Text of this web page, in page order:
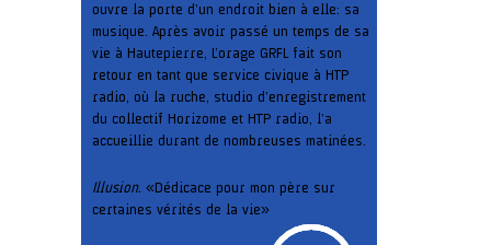
ouvre la porte d’un endroit bien à elle: sa
musique. Après avoir passé un temps de sa
vie à Hautepierre, L’orage GRFL fait son
retour en tant que service civique à HTP
radio, où la ruche, studio d’enregistrement
du collectif Horizome et HTP radio, l’a
accueillie durant de nombreuses matinées.
Illusion. « Dédicace pour mon père sur
certaines vérités de la vie »